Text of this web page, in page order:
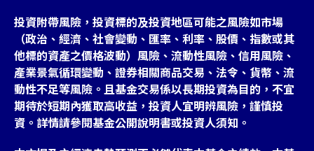
投資附帶風險，投資標的及投資地區可能之風險如市場
（政治、經濟、社會變動、匯率、利率、股價、指數或其
他標的資產之價格波動）風險、流動性風險、信用風險、
產業景氣循環變動、證券相關商品交易、法令、貨幣、流
動性不足等風險。且基金交易係以長期投資為目的，不宜
期待於短期內獲取高收益，投資人宜明辨風險，謹慎投
資。詳情請參閱基金公開說明書或投資人須知。